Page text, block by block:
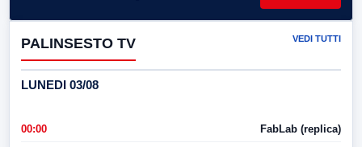
PALINSESTO TV VEDI TUTTI
LUNEDI 03/08
00:00 FabLab (replica)